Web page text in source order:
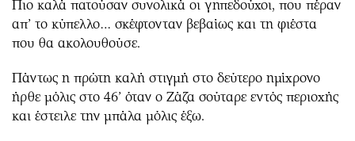
Πιο καλά πατούσαν συνολικά οι γηπεδούχοι, που πέραν
απ’ το κύπελλο… σκέφτονταν βεβαίως και τη φιέστα
που θα ακολουθούσε.
Πάντως η πρώτη καλή στιγμή στο δεύτερο ημίχρονο
ήρθε μόλις στο 46’ όταν ο Ζάζα σούταρε εντός περιοχής
και έστειλε την μπάλα μόλις έξω.